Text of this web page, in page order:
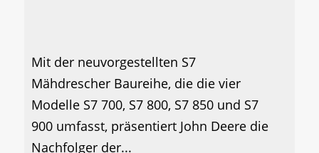
Mit der neuvorgestellten S7
Mähdrescher Baureihe, die die vier
Modelle S7 700, S7 800, S7 850 und S7
900 umfasst, präsentiert John Deere die
Nachfolger der...